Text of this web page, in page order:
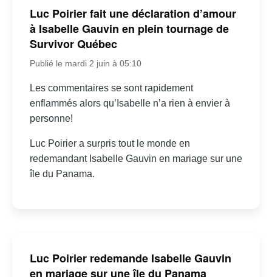
Luc Poirier fait une déclaration d’amour
à Isabelle Gauvin en plein tournage de
Survivor Québec
Publié le mardi 2 juin à 05:10
Les commentaires se sont rapidement
enflammés alors qu’Isabelle n’a rien à envier à
personne!
Luc Poirier a surpris tout le monde en
redemandant Isabelle Gauvin en mariage sur une
île du Panama.
Luc Poirier redemande Isabelle Gauvin
en mariage sur une île du Panama